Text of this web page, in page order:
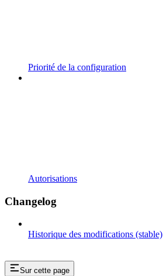
Priorité de la configuration
Autorisations
Changelog
Historique des modifications (stable)
Sur cette page